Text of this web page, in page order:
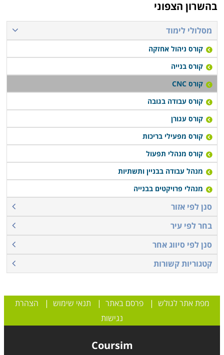
בהשרון הצפוני
מסלולי לימוד
קורס ניהול אחזקה
קורס בנייה
קורס CNC
קורס עבודה בגובה
קורס עגורן
קורס מפעילי בריכות
קורס מנהלי תפעול
מנהל עבודה בבניין ותשתיות
מנהלי פרויקטים בבנייה
סנן לפי אזור
בחר לפי עיר
סנן לפי סיווג אחר
קטגוריות קשורות
מפת אתר לגולש |פרסם באתר | תנאי שימוש | הצהרת
נגישות
Coursim